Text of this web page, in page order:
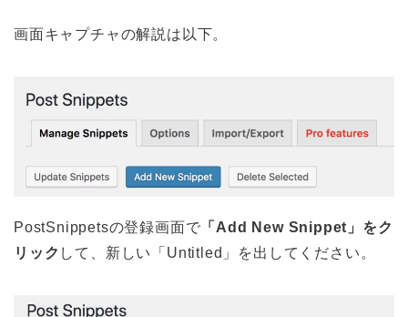
画面キャプチャの解説は以下。
PostSnippetsの登録画面で 「Add New Snippet」をク
リック して、新しい「Untitled」を出してください。